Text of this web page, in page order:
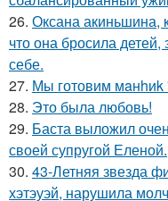
26. Оксана акиньшина,
что она бросила
себе.
27. Мы готовим мaнhиk
28. Это была любовь!
29. Баста выложил
своей супругой Еленой.
30. 43-Летняя звезда
хэтэуэй, нарушила